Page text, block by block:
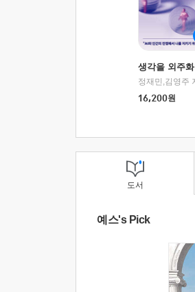
생각을 외주
정재민,김영주
16,200원
도서
예스's Pick